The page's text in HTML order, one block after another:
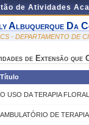
de Atividades
Albuquerque Da
- DEPARTAMENTO DE
de Extensão que
Título
O USO DA TERAPIA
AMBULATÓRIO DE